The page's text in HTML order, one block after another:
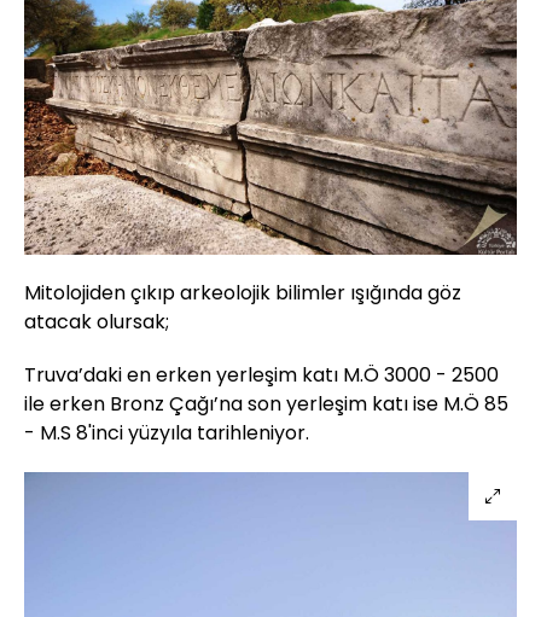
Mitolojiden çıkıp arkeolojik bilimler ışığında göz
atacak olursak;
Truva’daki en erken yerleşim katı M.Ö 3000 - 2500
ile erken Bronz Çağı’na son yerleşim katı ise M.Ö 85
- M.S 8'inci yüzyıla tarihleniyor.